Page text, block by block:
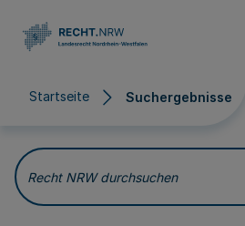
Startseite Suchergebnisse
Suchergebnisse
Recht NRW durchsuchen